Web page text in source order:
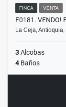
FINCA VENTA
F0181. VENDO!
La Ceja,
3Alcobas
4 Baños